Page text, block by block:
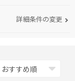
詳細条件の変更